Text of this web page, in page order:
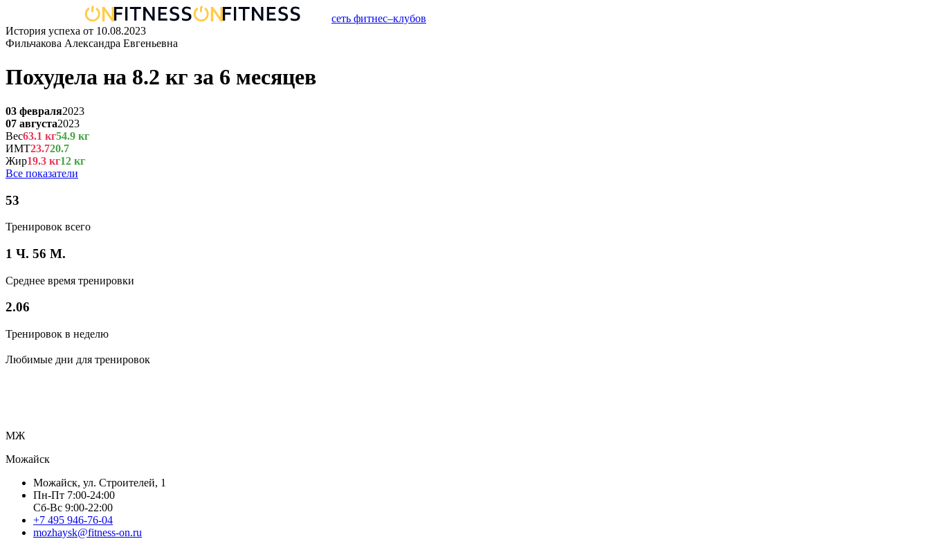
сеть фитнес–клубов
История успеха от 10.08.2023
Фильчакова Александра Евгеньевна
Похудела на 8.2 кг за 6 месяцев
03 февраля2023
07 августа2023
Вес63.1 кг54.9 кг
ИМТ23.720.7
Жир19.3 кг12 кг
Все показатели
53
Тренировок всего
1 Ч. 56 М.
Среднее время тренировки
2.06
Тренировок в неделю
Любимые дни для тренировок
МЖ
Можайск
Можайск, ул. Строителей, 1
Пн-Пт 7:00-24:00
Сб-Вс 9:00-22:00
+7 495 946-76-04
mozhaysk@fitness-on.ru